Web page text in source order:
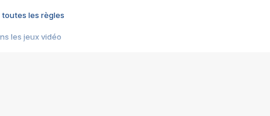
toutes les règles
les jeux vidéo